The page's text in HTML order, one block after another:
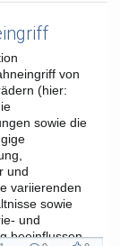
von
(hier:
sowie die
und
variierenden
sowie
und
beeinflussen